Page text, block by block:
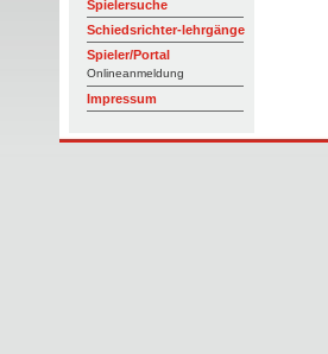
Spielersuche
Schiedsrichter-lehrgänge
Spieler/Portal
Onlineanmeldung
Impressum